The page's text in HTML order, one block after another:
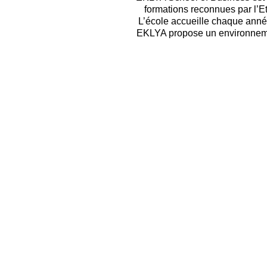
formations reconnues par
L’école accueille chaque
EKLYA propose un